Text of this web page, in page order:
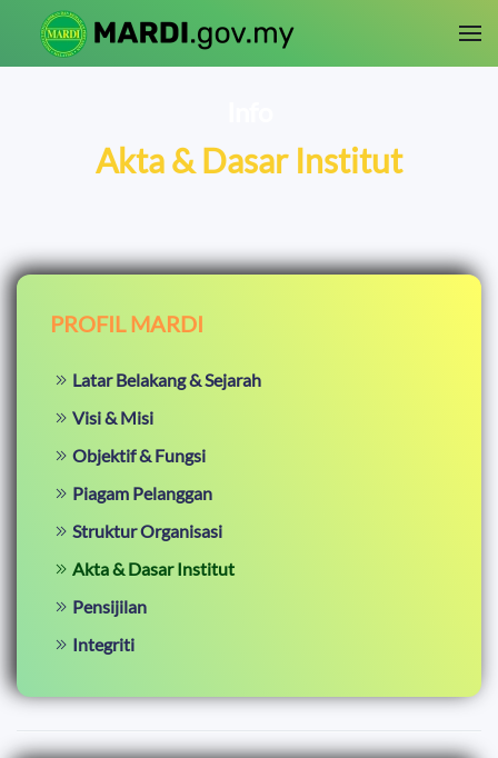
Skip to main content
Akta & Dasar Institut
PROFIL MARDI
Latar Belakang & Sejarah
Visi & Misi
Objektif & Fungsi
Piagam Pelanggan
Struktur Organisasi
Akta & Dasar Institut
Pensijilan
Integriti